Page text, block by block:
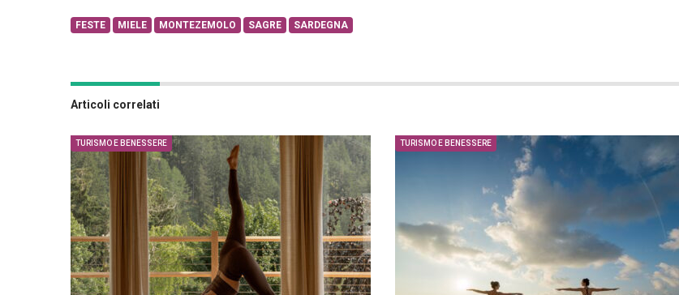
FESTE MIELE MONTEZEMOLO SAGRE SARDEGNA
Articoli correlati
TURISMO E BENESSERE TURISMO E BENESSERE